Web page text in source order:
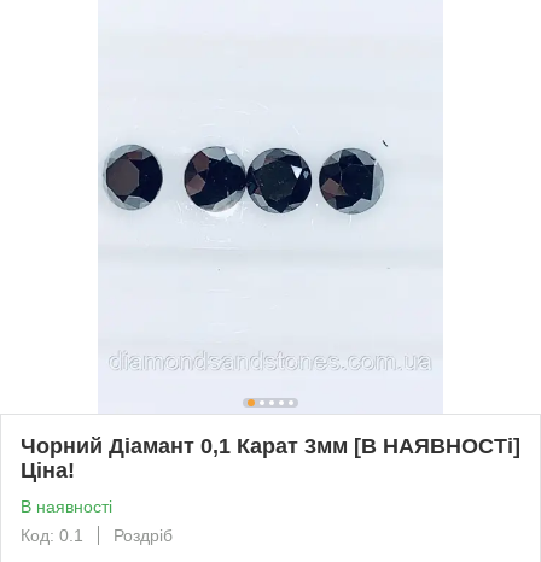
Чорний Діамант 0,1 Карат 3мм [В НАЯВНОСТі]
Ціна!
В наявності
Код: 0.1
Роздріб